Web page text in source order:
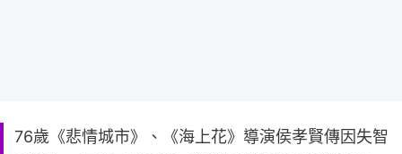
76歲《悲情城市》、《海上花》導演侯孝賢傳因失智